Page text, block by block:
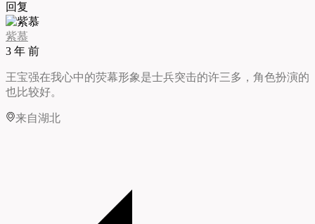
回复
紫慕
3 年 前
王宝强在我心中的荧幕形象是士兵突击的许三多，角色扮演的
也比较好。
来自湖北